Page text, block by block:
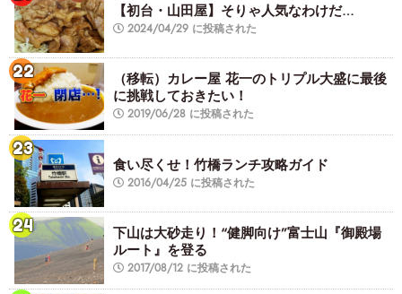
【初台・山田屋】そりゃ人気なわけだ…
2024/04/29 に投稿された
（移転）カレー屋 花一のトリプル大盛に最後
に挑戦しておきたい！
2019/06/28 に投稿された
食い尽くせ！竹橋ランチ攻略ガイド
2016/04/25 に投稿された
下山は大砂走り！“健脚向け”富士山『御殿場
ルート』を登る
2017/08/12 に投稿された